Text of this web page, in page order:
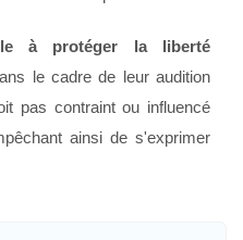
à protéger la liberté
le cadre de leur audition
pas contraint ou influencé
ainsi de s'exprimer